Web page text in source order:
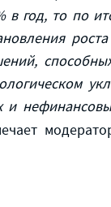
год, то по
, способны